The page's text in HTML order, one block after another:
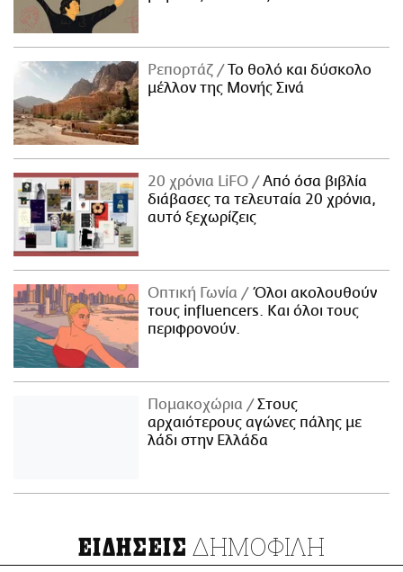
Ρεπορτάζ
Το θολό και δύσκολο
μέλλον της Μονής Σινά
20 χρόνια LiFO
Από όσα βιβλία
διάβασες τα τελευταία 20 χρόνια,
αυτό ξεχωρίζεις
Οπτική Γωνία
Όλοι ακολουθούν
τους influencers. Και όλοι τους
περιφρονούν.
Πομακοχώρια
Στους
αρχαιότερους αγώνες πάλης με
λάδι στην Ελλάδα
ΕΙΔΗΣΕΙΣ ΔΗΜΟΦΙΛΗ